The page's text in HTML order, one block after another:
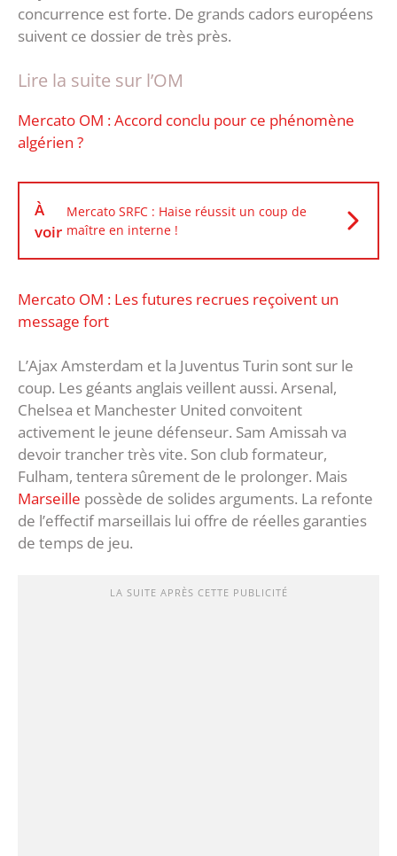
concurrence est forte. De grands cadors européens
suivent ce dossier de très près.
Lire la suite sur l’OM
Mercato OM : Accord conclu pour ce phénomène
algérien ?
À
voir
Mercato SRFC : Haise réussit un coup de
maître en interne !
Mercato OM : Les futures recrues reçoivent un
message fort
L’Ajax Amsterdam et la Juventus Turin sont sur le
coup. Les géants anglais veillent aussi. Arsenal,
Chelsea et Manchester United convoitent
activement le jeune défenseur. Sam Amissah va
devoir trancher très vite. Son club formateur,
Fulham, tentera sûrement de le prolonger. Mais
Marseille possède de solides arguments. La refonte
de l’effectif marseillais lui offre de réelles garanties
de temps de jeu.
LA SUITE APRÈS CETTE PUBLICITÉ